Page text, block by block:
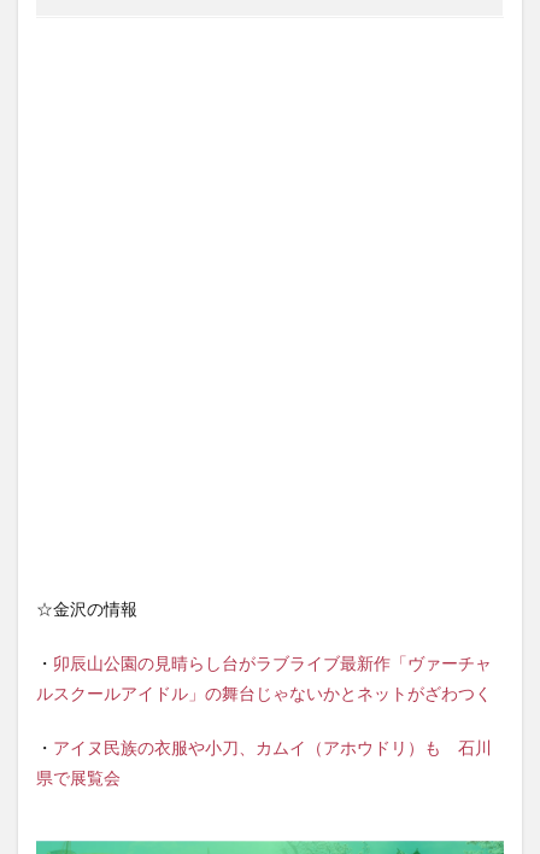
☆金沢の情報
・ 卯辰山公園の見晴らし台がラブライブ最新作「ヴァーチャ
ルスクールアイドル」の舞台じゃないかとネットがざわつく
・ アイヌ民族の衣服や小刀、カムイ（アホウドリ）も 石川
県で展覧会